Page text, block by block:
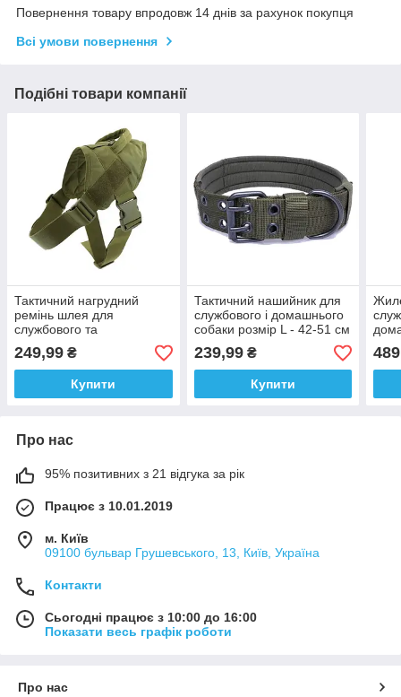
Повернення товару впродовж 14 днів за рахунок покупця
Всі умови повернення
Подібні товари компанії
Тактичний нагрудний
ремінь шлея для
службового та
домашнього собаки
розмір L
249,99 ₴
Купити
Тактичний нашийник для
службового і домашнього
собаки розмір L - 42-51 см
239,99₴
Купити
Про нас
95% позитивних з 21 відгука за рік
Працює з 10.01.2019
м. Київ
09100 бульвар Грушевського, 13, Київ, Україна
Контакти
Сьогодні працює з 10:00 до 16:00
Показати весь графік роботи
Про нас